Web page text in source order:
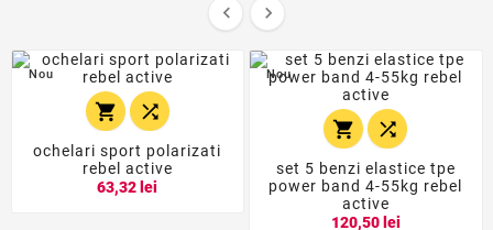
 
Nou
 
ochelari sport polarizati
rebel active
63,32 lei
Nou
 
set 5 benzi elastice tpe
power band 4-55kg rebel
active
120,50 lei